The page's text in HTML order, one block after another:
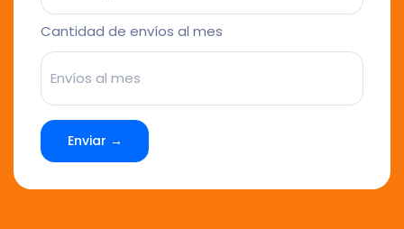
Cantidad de envíos al mes
Enviar →